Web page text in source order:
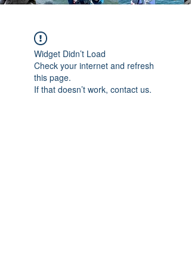
Widget Didn’t Load
Check your internet and refresh
this page.
If that doesn’t work, contact us.